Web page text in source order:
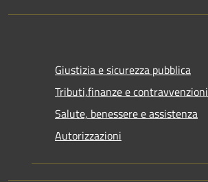
Giustizia e sicurezza pubblica
Tributi,finanze e contravvenzioni
Salute, benessere e assistenza
Autorizzazioni